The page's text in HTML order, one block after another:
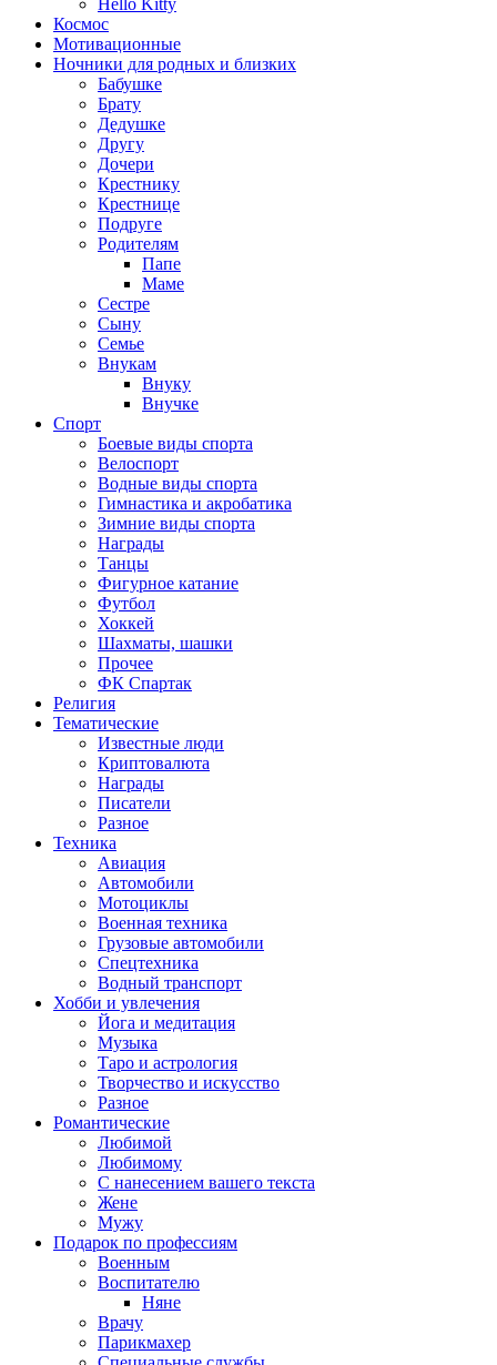
Hello Kitty
Космос
Мотивационные
Ночники для родных и близких
Бабушке
Брату
Дедушке
Другу
Дочери
Крестнику
Крестнице
Подруге
Родителям
Папе
Маме
Сестре
Сыну
Семье
Внукам
Внуку
Внучке
Спорт
Боевые виды спорта
Велоспорт
Водные виды спорта
Гимнастика и акробатика
Зимние виды спорта
Награды
Танцы
Фигурное катание
Футбол
Хоккей
Шахматы, шашки
Прочее
ФК Спартак
Религия
Тематические
Известные люди
Криптовалюта
Награды
Писатели
Разное
Техника
Авиация
Автомобили
Мотоциклы
Военная техника
Грузовые автомобили
Спецтехника
Водный транспорт
Хобби и увлечения
Йога и медитация
Музыка
Таро и астрология
Творчество и искусство
Разное
Романтические
Любимой
Любимому
С нанесением вашего текста
Жене
Мужу
Подарок по профессиям
Военным
Воспитателю
Няне
Врачу
Парикмахер